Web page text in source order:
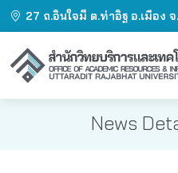
27 ถ.อินใจมี ต.ท่าอิฐ อ.เมือง
News